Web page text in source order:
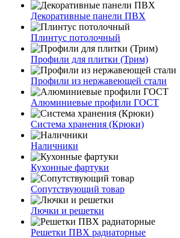
Декоративные панели ПВХ
Плинтус потолочный
Профили для плитки (Трим)
Профили из нержавеющей стали
Алюминиевые профили ГОСТ
Система хранения (Крюки)
Наличники
Кухонные фартуки
Сопутствующий товар
Лючки и решетки
Решетки ПВХ радиаторные